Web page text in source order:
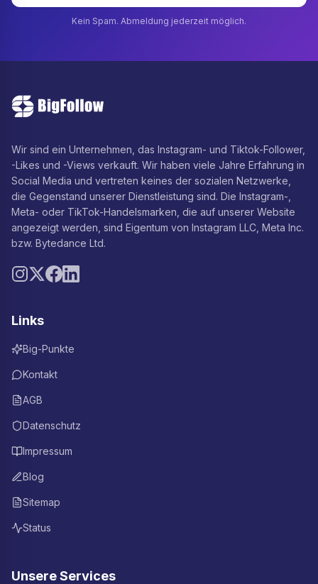
Kein Spam. Abmeldung jederzeit möglich.
Wir sind ein Unternehmen, das Instagram- und Tiktok-Follower,
-Likes und -Views verkauft. Wir haben viele Jahre Erfahrung in
Social Media und vertreten keines der sozialen Netzwerke,
die Gegenstand unserer Dienstleistung sind. Die Instagram-,
Meta- oder TikTok-Handelsmarken, die auf unserer Website
angezeigt werden, sind Eigentum von Instagram LLC, Meta Inc.
bzw. Bytedance Ltd.
Links
Big-Punkte
Kontakt
AGB
Datenschutz
Impressum
Blog
Sitemap
Status
Unsere Services